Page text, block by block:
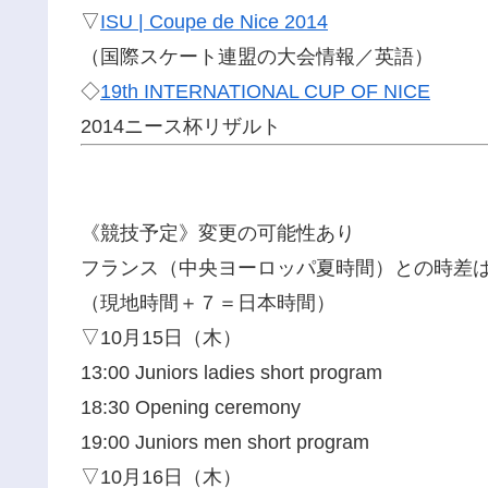
▽ISU | Coupe de Nice 2014
（国際スケート連盟の大会情報／英語）
◇19th INTERNATIONAL CUP OF NICE
2014ニース杯リザルト
《競技予定》変更の可能性あり
フランス（中央ヨーロッパ夏時間）との時差
（現地時間＋７＝日本時間）
▽10月15日（木）
13:00 Juniors ladies short program
18:30 Opening ceremony
19:00 Juniors men short program
▽10月16日（木）